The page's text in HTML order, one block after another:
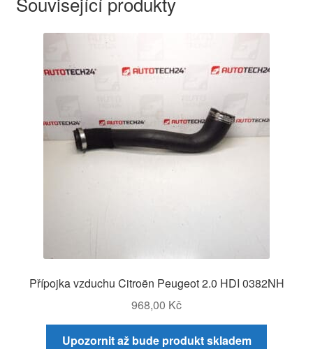
Přípojka vzduchu Citroën Peugeot 2.0 HDI 0382NH
968,00 Kč
Upozornit až bude produkt skladem